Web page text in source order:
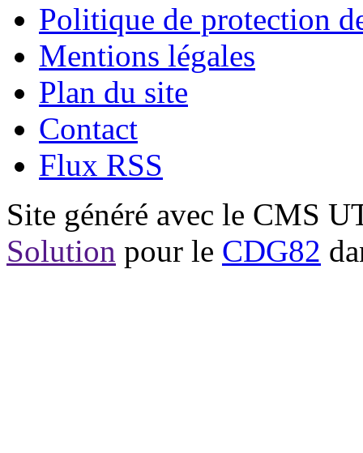
Politique de protection
Mentions légales
Plan du site
Contact
Flux RSS
Site généré avec le CMS
Solution pour le CDG82